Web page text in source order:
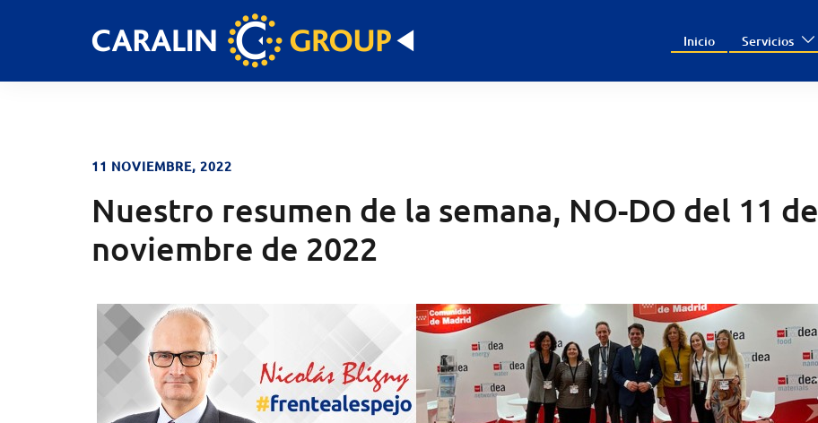
Inicio Servicios
11 NOVIEMBRE, 2022
Nuestro resumen de la semana, NO-DO del 11 de
noviembre de 2022